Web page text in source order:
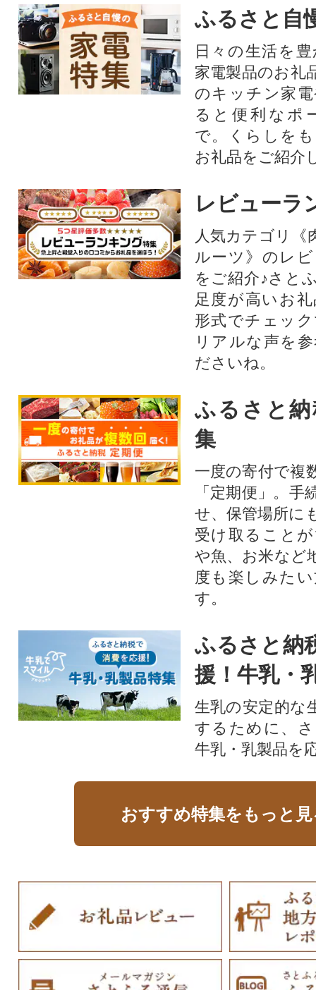
ふるさと自
日々の生活を
家電製品のお礼
のキッチン家
ると便利なポ
で。くらしを
お礼品をご紹介
レビューラ
人気カテゴリ《
ルーツ》のレ
をご紹介♪さと
足度が高いお
形式でチェッ
リアルな声を
ださいね。
ふるさと
集
一度の寄付で複
「定期便」。
せ、保管場所に
受け取ること
や魚、お米など
度も楽しみた
す。
ふるさと納
援！牛乳・
生乳の安定的な
するために、
牛乳・乳製品を
おすすめ特集をもっと